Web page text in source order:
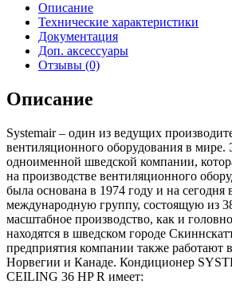
Описание
Технические характеристики
Документация
Доп. аксессуары
Отзывы (0)
Описание
Systemair – один из ведущих
вентиляционного оборудования в мире.
одноименной шведской компании,
на производстве вентиляционного
была основана в 1974 году и на сегодня
международную группу, состоящую из
масштабное производство, как и
находятся в шведском городе
предприятия компании также работают
Норвегии и Канаде. Кондиционер
CEILING 36 HP R имеет: